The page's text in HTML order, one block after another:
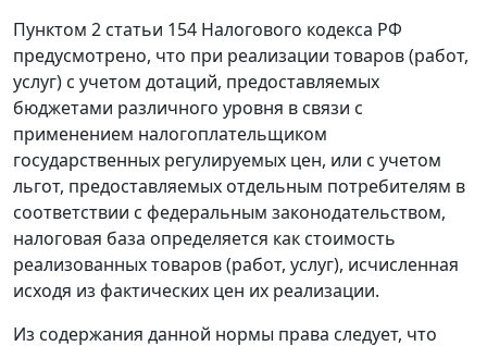
Пунктом 2 статьи 154 Налогового кодекса РФ
предусмотрено, что при реализации товаров (работ,
услуг) с учетом дотаций, предоставляемых
бюджетами различного уровня в связи с
применением налогоплательщиком
государственных регулируемых цен, или с учетом
льгот, предоставляемых отдельным потребителям в
соответствии с федеральным законодательством,
налоговая база определяется как стоимость
реализованных товаров (работ, услуг), исчисленная
исходя из фактических цен их реализации.
Из содержания данной нормы права следует, что